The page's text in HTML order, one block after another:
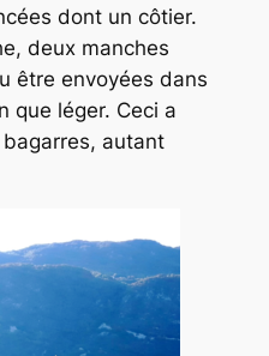
dont un côtier.
deux manches
être envoyées dans
que léger. Ceci a
autant